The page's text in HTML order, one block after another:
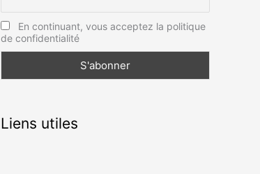
En continuant, vous acceptez la politique
de confidentialité
Liens utiles